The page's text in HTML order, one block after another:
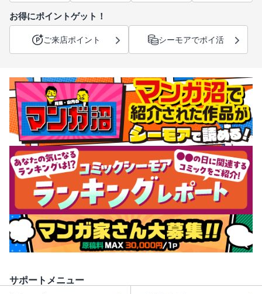
お得にポイントゲット！
ご来店ポイント シーモアでポイ活
サポートメニュー